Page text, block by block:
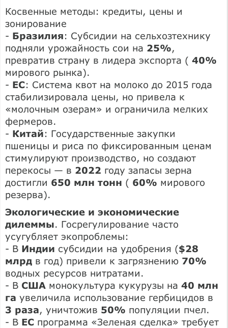
Косвенные методы: кредиты, цены и
зонирование
- Бразилия: Субсидии на сельхозтехнику
подняли урожайность сои на 25%,
превратив страну в лидера экспорта ( 40%
мирового рынка).
- ЕС: Система квот на молоко до 2015 года
стабилизировала цены, но привела к
«молочным озерам» и ограничила мелких
фермеров.
- Китай: Государственные закупки
пшеницы и риса по фиксированным ценам
стимулируют производство, но создают
перекосы — в 2022 году запасы зерна
достигли 650 млн тонн ( 60% мирового
резерва).
Экологические и экономические
дилеммы. Госрегулирование часто
усугубляет экопроблемы:
- В Индии субсидии на удобрения ($28
млрд в год) привели к загрязнению 70%
водных ресурсов нитратами.
- В США монокультура кукурузы на 40 млн
га увеличила использование гербицидов в
3 раза, уничтожив 50% популяции пчел.
- В ЕС программа «Зеленая сделка» требует